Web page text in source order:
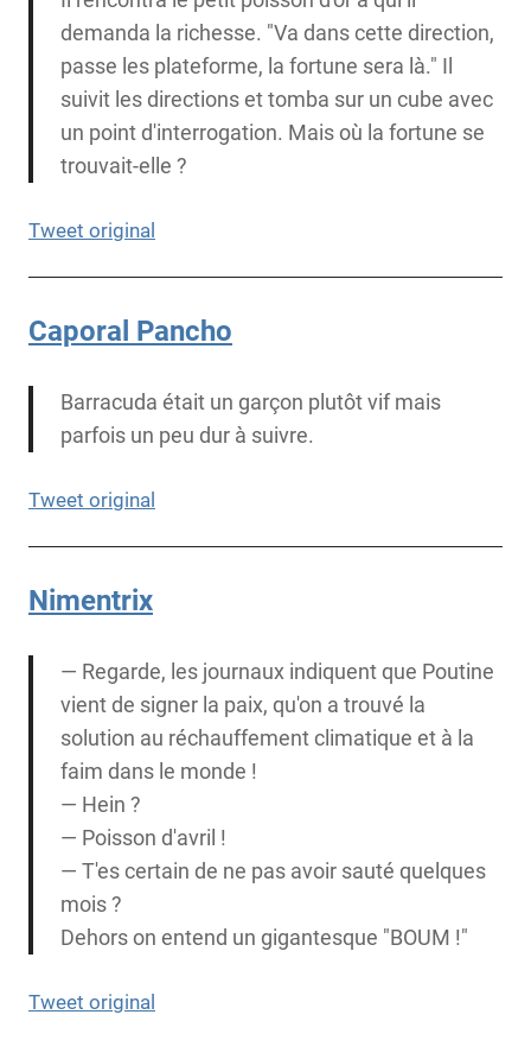
demanda la richesse. "Va dans cette direction,
passe les plateforme, la fortune sera là." Il
suivit les directions et tomba sur un cube avec
un point d'interrogation. Mais où la fortune se
trouvait-elle ?
Tweet original
Caporal Pancho
Barracuda était un garçon plutôt vif mais
parfois un peu dur à suivre.
Tweet original
Nimentrix
— Regarde, les journaux indiquent que Poutine
vient de signer la paix, qu'on a trouvé la
solution au réchauffement climatique et à la
faim dans le monde !
— Hein ?
— Poisson d'avril !
— T'es certain de ne pas avoir sauté quelques
mois ?
Dehors on entend un gigantesque "BOUM !"
Tweet original